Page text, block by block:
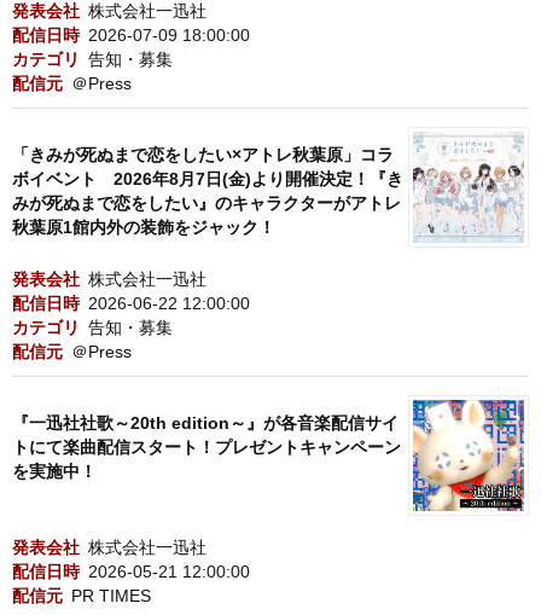
発表会社 株式会社一迅社
配信日時 2026-07-09 18:00:00
カテゴリ
告知・募集
配信元 ＠Press
「きみが死ぬまで恋をしたい×アトレ秋葉原」コラ
ボイベント 2026年8月7日(金)より開催決定！『き
みが死ぬまで恋をしたい』のキャラクターがアトレ
秋葉原1館内外の装飾をジャック！
発表会社 株式会社一迅社
配信日時 2026-06-22 12:00:00
カテゴリ
告知・募集
配信元 ＠Press
『一迅社社歌～20th edition～』が各音楽配信サイ
トにて楽曲配信スタート！プレゼントキャンペーン
を実施中！
発表会社 株式会社一迅社
配信日時 2026-05-21 12:00:00
配信元 PR TIMES